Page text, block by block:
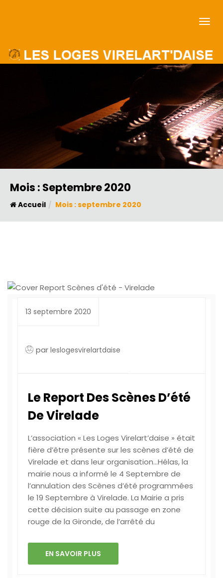
Mois : Septembre 2020
Accueil Mois :septembre 2020
13 septembre 2020
par leslogesvirelartdaise
Le Report Des Scènes D’été
De Virelade
L’association « Les Loges Virelart’daise » était
fière d’être présente sur les scènes d’été de
Virelade et dans leur organisation…Hélas, la
mairie nous a informé le 4 Septembre de
l’annulation des Scènes d’été programmées
le 19 Septembre à Virelade. La Mairie a pris
cette décision suite au passage en zone
rouge de la Gironde, de l’arrêté du
EN SAVOIR PLUS